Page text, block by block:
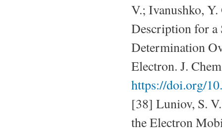
V.; Ivanushko,
Description for a
Determination
Electron. J.
https://doi.org/
[38] Luniov, S.
the Electron